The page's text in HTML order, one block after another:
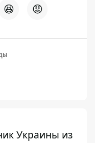
😆 😡
Украины из